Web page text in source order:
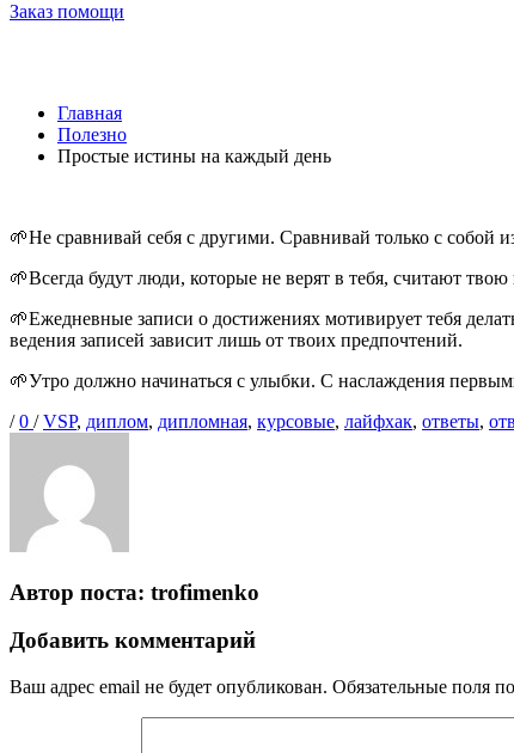
Заказ помощи
Главная
Полезно
Простые истины на каждый день
🌱Не сравнивай себя с другими. Сравнивай только с собой
🌱Всегда будут люди, которые не верят в тебя, считают
🌱Ежедневные записи о достижениях мотивирует тебя
ведения записей зависит лишь от твоих предпочтений.
🌱Утро должно начинаться с улыбки. С наслаждения
Опубликовано
/ 0 / Теги
VSP, диплом, дипломная, курсовые, лайфхак, ответы,
Автор поста: trofimenko
Добавить комментарий
Ваш адрес email не будет опубликован. Обязательные поля